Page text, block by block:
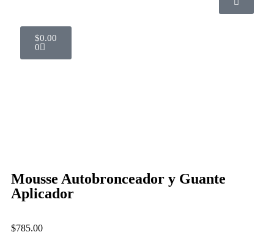
$0.00
0
Mousse Autobronceador y Guante
Aplicador
$785.00